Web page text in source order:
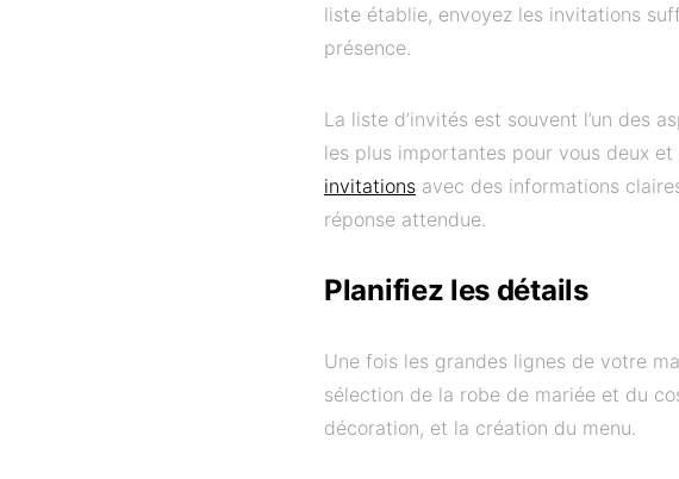
liste établie, envoyez les invitations
présence.
La liste d’invités est souvent l’un des
les plus importantes pour vous deux
invitations avec des informations
réponse attendue.
Planifiez les détails
Une fois les grandes lignes de votre
sélection de la robe de mariée et du
décoration, et la création du menu.